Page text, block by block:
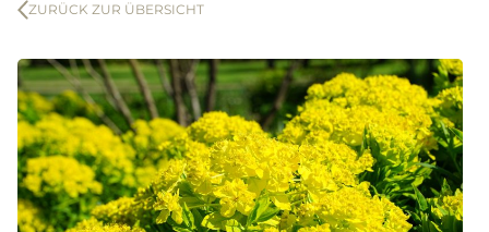
ZURÜCK ZUR ÜBERSICHT